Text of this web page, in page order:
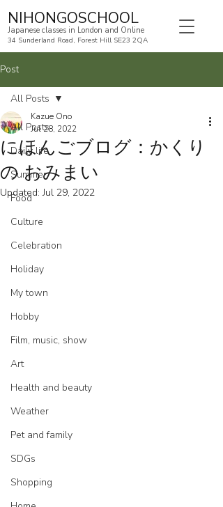
NIHONGOSCHOOL
Japanese classes in London and Online
34 Sunderland Road, Forest Hill SE23 2QA
Post
All Posts
Daily life
Summer
Food
Culture
Celebration
Holiday
My town
Hobby
Film, music, show
Art
Health and beauty
Weather
Pet and family
SDGs
Shopping
All Posts
にほんごブログ：かくり
の おみまい
Kazue Ono
Jul 28, 2022
Updated:Jul 29, 2022